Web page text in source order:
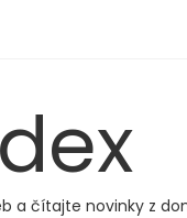
a čítajte novinky z